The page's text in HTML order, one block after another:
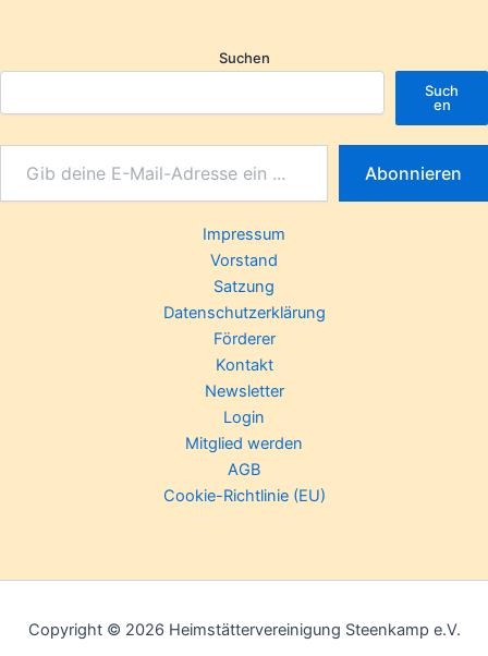
Suchen
Such
en
Abonnieren
Impressum
Vorstand
Satzung
Datenschutzerklärung
Förderer
Kontakt
Newsletter
Login
Mitglied werden
AGB
Cookie-Richtlinie (EU)
Copyright © 2026 Heimstättervereinigung Steenkamp e.V.